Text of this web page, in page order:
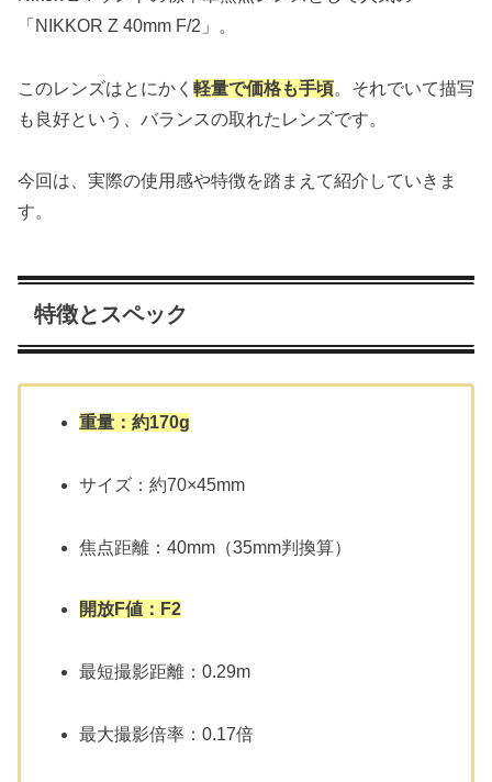
「NIKKOR Z 40mm F/2」。
このレンズはとにかく 軽量で価格も手頃。それでいて描写
も良好という、バランスの取れたレンズです。
今回は、実際の使用感や特徴を踏まえて紹介していきま
す。
特徴とスペック
重量：約170g
サイズ：約70×45mm
焦点距離：40mm（35mm判換算）
開放F値：F2
最短撮影距離：0.29m
最大撮影倍率：0.17倍